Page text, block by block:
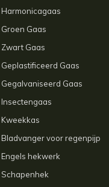
Harmonicagaas
Groen Gaas
Zwart Gaas
Geplastificeerd Gaas
Gegalvaniseerd Gaas
Insectengaas
Kweekkas
Bladvanger voor regenpijp
Engels hekwerk
Schapenhek